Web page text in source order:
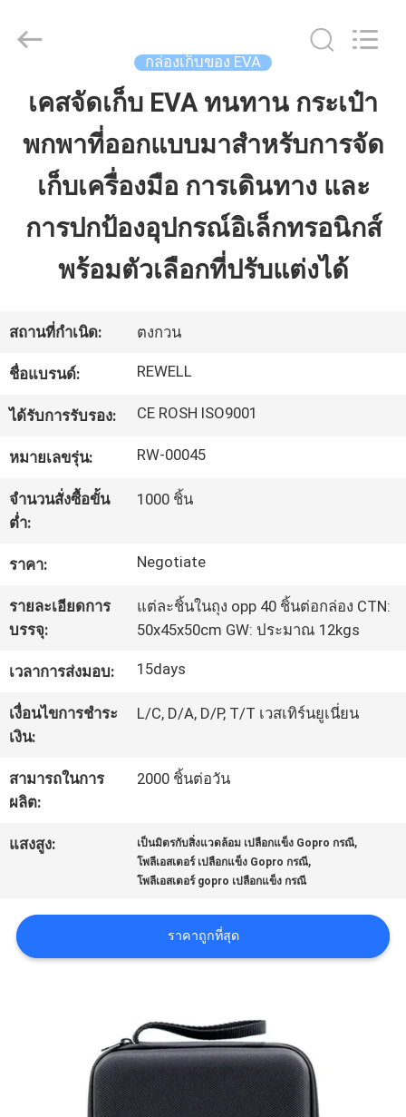
บ้าน
สินค้า
เกี่ยว
เรา
ควบคุม
แผนผัง
PRIVACY
POLICY
Group
Limited.
กล่องเก็บของ EVA
เคสจัดเก็บ EVA ทนทาน กระเป๋า
พกพาที่ออกแบบมาสำหรับการจัด
เก็บเครื่องมือ การเดินทาง และ
การปกป้องอุปกรณ์อิเล็กทรอนิกส์
พร้อมตัวเลือกที่ปรับแต่งได้
สถานที่กำเนิด: ตงกวน
ชื่อแบรนด์: REWELL
ได้รับการรับรอง: CE ROSH ISO9001
หมายเลขรุ่น: RW-00045
จำนวนสั่งซื้อขั้น
ต่ำ:
1000 ชิ้น
ราคา: Negotiate
รายละเอียดการ
บรรจุ:
แต่ละชิ้นในถุง opp 40 ชิ้นต่อกล่อง CTN:
50x45x50cm GW: ประมาณ 12kgs
เวลาการส่งมอบ: 15days
เงื่อนไขการชำระ
เงิน:
L/C, D/A, D/P, T/T เวสเทิร์นยูเนี่ยน
สามารถในการ
ผลิต:
2000 ชิ้นต่อวัน
แสงสูง: เป็นมิตรกับสิ่งแวดล้อม เปลือกแข็ง Gopro กรณี,
โพลีเอสเตอร์ เปลือกแข็ง Gopro กรณี,
โพลีเอสเตอร์ gopro เปลือกแข็ง กรณี
ราคาถูกที่สุด